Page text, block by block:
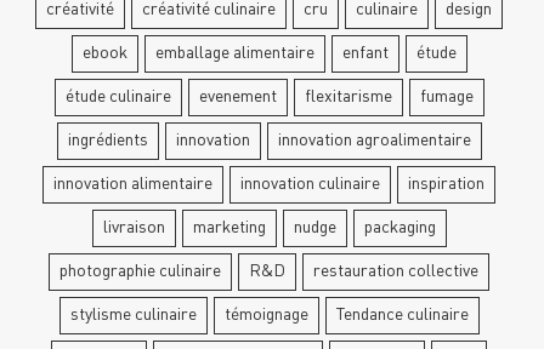
créativité créativité culinaire cru culinaire design
ebook emballage alimentaire enfant étude
étude culinaire evenement flexitarisme fumage
ingrédients innovation innovation agroalimentaire
innovation alimentaire innovation culinaire inspiration
livraison marketing nudge packaging
photographie culinaire R&D restauration collective
stylisme culinaire témoignage Tendance culinaire